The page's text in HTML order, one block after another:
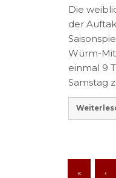
Die
der
Würm-
einmal 9
Samstag
« ‹